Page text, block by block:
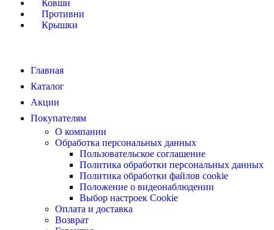
Ковши
Противни
Крышки
Главная
Каталог
Акции
Покупателям
О компании
Обработка персональных данных
Пользовательское соглашение
Политика обработки персональных данных
Политика обработки файлов cookie
Положение о видеонаблюдении
Выбор настроек Cookie
Оплата и доставка
Возврат